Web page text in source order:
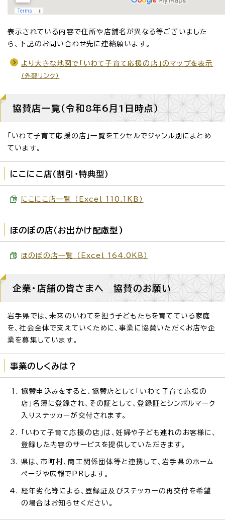
表示されている内容で住所や店舗名が異なる等ございました
ら、下記のお問い合わせ先に連絡願います。
より大きな地図で「いわて子育て応援の店」のマップを表示
（外部リンク）
協賛店一覧（令和8年6月1日時点）
「いわて子育て応援の店」一覧をエクセルでジャンル別にまとめ
ています。
にこにこ店（割引・特典型）
にこにこ店一覧 （Excel 110.1KB）
ほのぼの店（お出かけ配慮型)
ほのぼの店一覧 （Excel 164.0KB）
企業・店舗の皆さまへ 協賛のお願い
岩手県では、未来のいわてを担う子どもたちを育てている家庭
を、社会全体で支えていくために、事業に協賛いただくお店や企
業を募集しています。
事業のしくみは？
協賛申込みをすると、協賛店として「いわて子育て応援の
店」名簿に登録され、その証として、登録証とシンボルマーク
入りステッカーが交付されます。
「いわて子育て応援の店」は、妊婦や子ども連れのお客様に、
登録した内容のサービスを提供していただきます。
県は、市町村、商工関係団体等と連携して、岩手県のホーム
ページや広報でPRします。
経年劣化等による、登録証及びステッカーの再交付を希望
の場合はお知らせください。